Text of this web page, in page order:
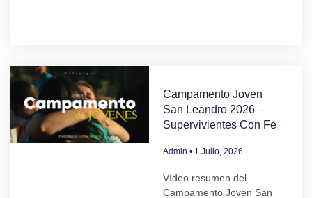
Campamento Joven
San Leandro 2026 –
Supervivientes Con Fe
Admin 1 Julio, 2026
Vídeo resumen del
Campamento Joven San